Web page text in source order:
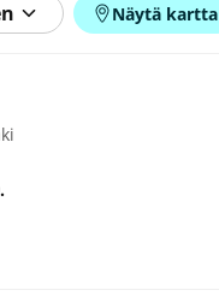
Näytä kartta